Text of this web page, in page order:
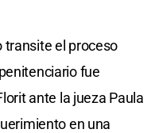
transite el proceso
fue
ante la jueza Paula
en una